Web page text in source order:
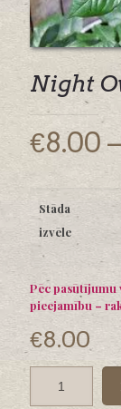
Night
€8.00–
Stāda
izvēle
Pēc pasūtījumu
pieejamību –
€8.00